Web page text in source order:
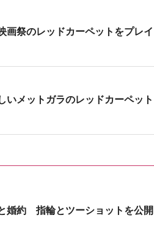
祭のレッドカーペットをプレイ
メットガラのレッドカーペット
婚約 指輪とツーショットを公開